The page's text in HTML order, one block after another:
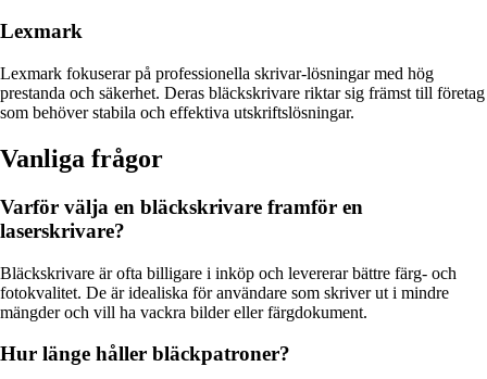
Lexmark
Lexmark fokuserar på professionella skrivar-lösningar med hög
prestanda och säkerhet. Deras bläckskrivare riktar sig främst till företag
som behöver stabila och effektiva utskriftslösningar.
Vanliga frågor
Varför välja en bläckskrivare framför en
laserskrivare?
Bläckskrivare är ofta billigare i inköp och levererar bättre färg- och
fotokvalitet. De är idealiska för användare som skriver ut i mindre
mängder och vill ha vackra bilder eller färgdokument.
Hur länge håller bläckpatroner?